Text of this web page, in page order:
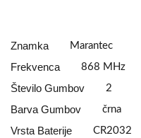
Znamka Marantec
Frekvenca 868 MHz
Število Gumbov 2
Barva Gumbov črna
Vrsta Baterije CR2032